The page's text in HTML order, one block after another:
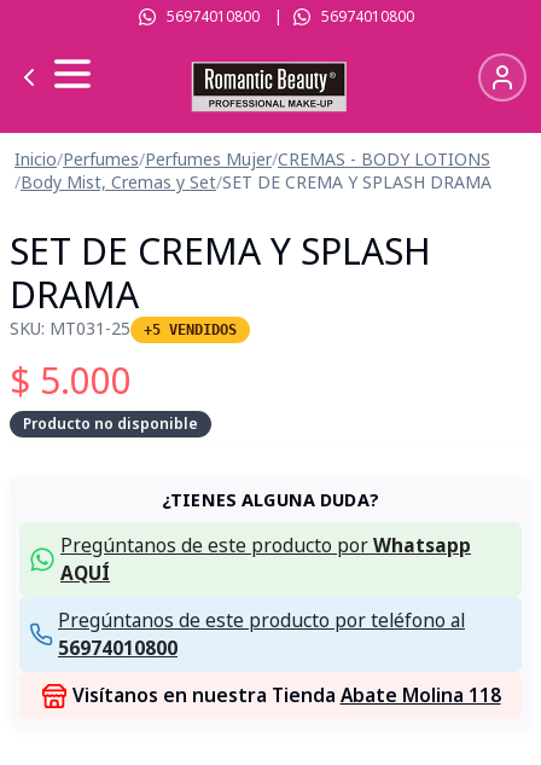
56974010800| 56974010800
Inicio/Perfumes/Perfumes Mujer/CREMAS - BODY LOTIONS
/Body Mist, Cremas y Set/SET DE CREMA Y SPLASH DRAMA
SET DE CREMA Y SPLASH
DRAMA
SKU: MT031-25 +5 VENDIDOS
$ 5.000
Producto no disponible
¿TIENES ALGUNA DUDA?
Pregúntanos de este producto porWhatsapp
AQUÍ
Pregúntanos de este producto por teléfono al
56974010800
Visítanos en nuestra Tienda Abate Molina 118